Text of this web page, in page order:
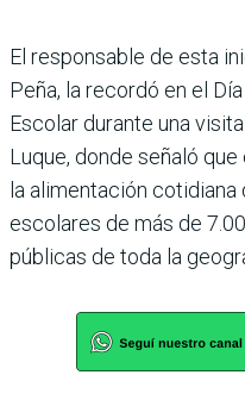
El responsable de esta
Peña, la recordó en el
Esco­lar durante una
Luque, donde señaló
la alimentación
escolares de más de
públicas de toda la